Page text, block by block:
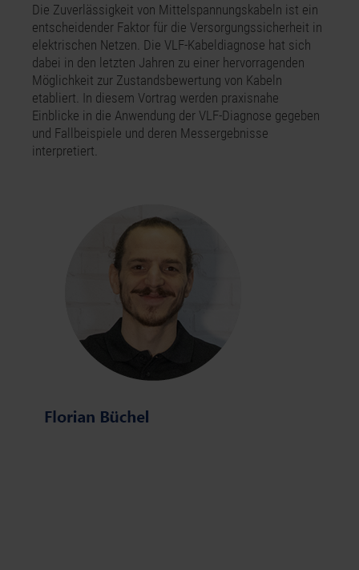
Die Zuverlässigkeit von Mittelspannungskabeln ist ein
entscheidender Faktor für die Versorgungssicherheit in
elektrischen Netzen. Die VLF-Kabeldiagnose hat sich
dabei in den letzten Jahren zu einer hervorragenden
Möglichkeit zur Zustandsbewertung von Kabeln
etabliert. In diesem Vortrag werden praxisnahe
Einblicke in die Anwendung der VLF-Diagnose gegeben
und Fallbeispiele und deren Messergebnisse
interpretiert.